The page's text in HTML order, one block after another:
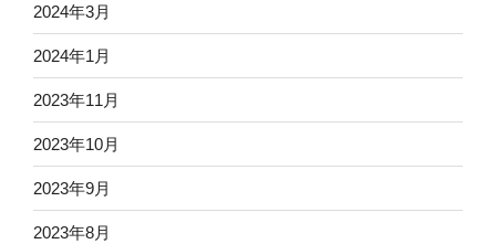
2024年3月
2024年1月
2023年11月
2023年10月
2023年9月
2023年8月